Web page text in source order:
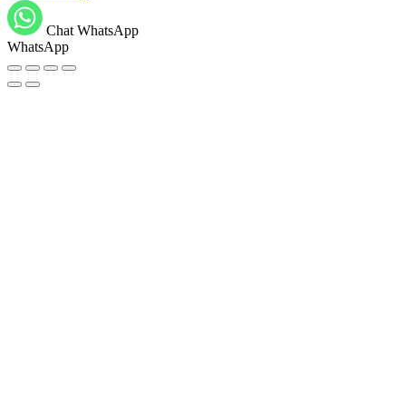
Chat WhatsApp
WhatsApp